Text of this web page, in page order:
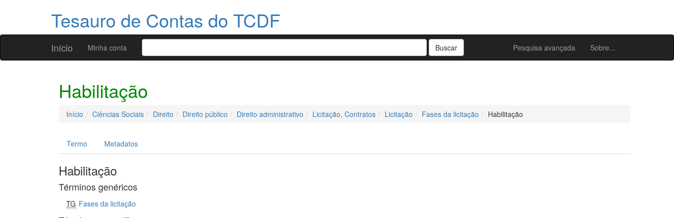
Tesauro de Contas do TCDF
Início Pesquisa avançada Sobre...
Minha conta
Habilitação
Início Ciências Sociais Direito Direito público Direito administrativo Licitação, Contratos Licitação Fases da licitação Habilitação
Termo Metadatos
Habilitação
Términos genéricos
TG Fases da licitação